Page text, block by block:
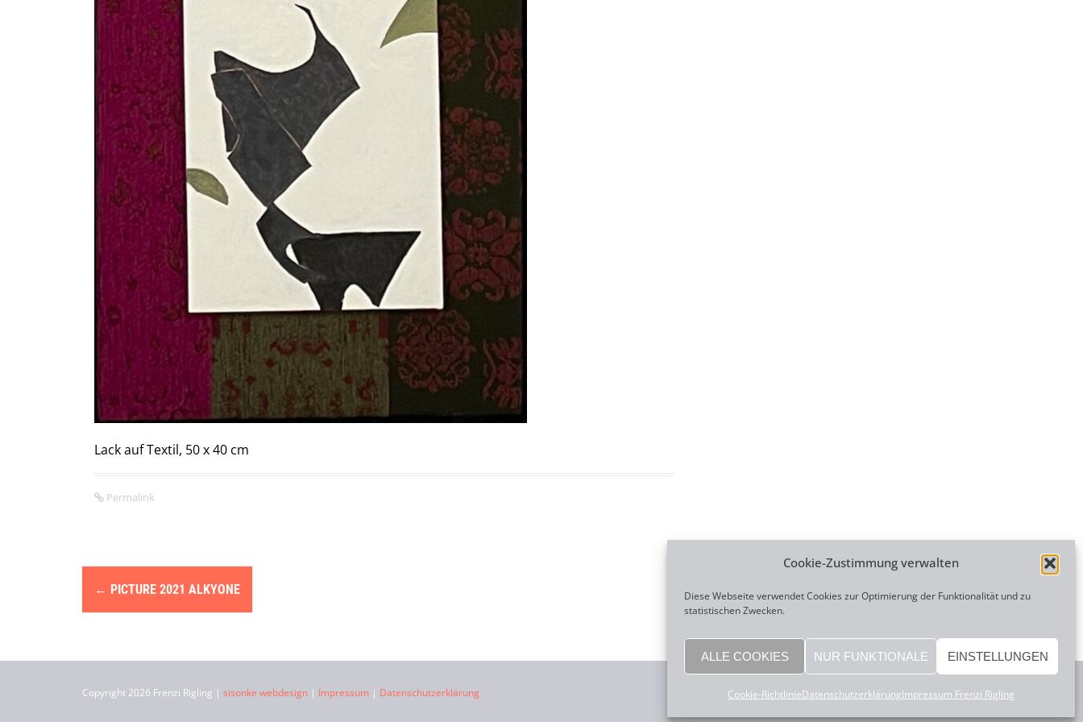
Cookie-Zustimmung verwalten
Diese Webseite verwendet Cookies zur Optimierung der Funktionalität und zu
statistischen Zwecken.
ALLE COOKIES NUR FUNKTIONALE EINSTELLUNGEN
Cookie-RichtlinieDatenschutzerklärungImpressum Frenzi Rigling
Lack auf Textil, 50 x 40 cm
Permalink
N
a
g
← PICTURE 2021 ALKYONE
Copyright 2026 Frenzi Rigling | sisonke webdesign | Impressum | Datenschutzerklärung